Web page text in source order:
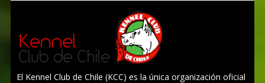
El Kennel Club de Chile (KCC) es la única organización oficial